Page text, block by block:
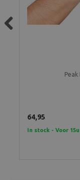
64,95
In stock - Voor